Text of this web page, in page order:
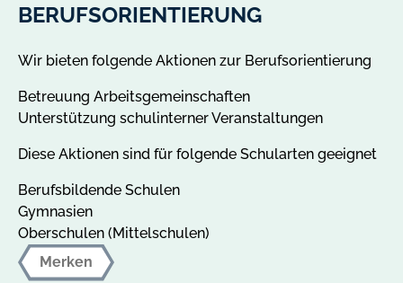
BERUFSORIENTIERUNG
Wir bieten folgende Aktionen zur Berufsorientierung
Betreuung Arbeitsgemeinschaften
Unterstützung schulinterner Veranstaltungen
Diese Aktionen sind für folgende Schularten geeignet
Berufsbildende Schulen
Gymnasien
Oberschulen (Mittelschulen)
Merken